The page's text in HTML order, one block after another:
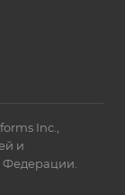
Inc.,
и
Федерации.